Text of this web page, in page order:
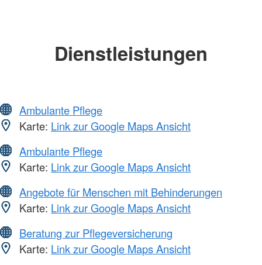
Dienstleistungen
Ambulante Pflege
Karte: Link zur Google Maps Ansicht
Ambulante Pflege
Karte: Link zur Google Maps Ansicht
Angebote für Menschen mit Behinderungen
Karte: Link zur Google Maps Ansicht
Beratung zur Pflegeversicherung
Karte: Link zur Google Maps Ansicht